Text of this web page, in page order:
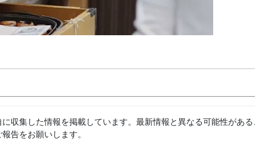
収集した情報を掲載しています。最新情報と異なる可能性があ
報告をお願いします。